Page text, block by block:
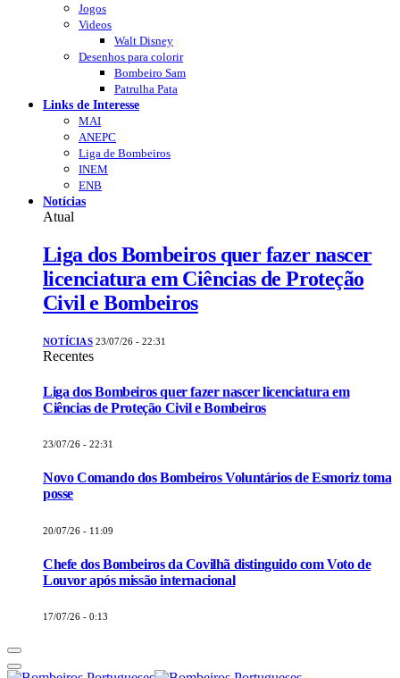
Jogos
Videos
Walt Disney
Desenhos para colorir
Bombeiro Sam
Patrulha Pata
Links de Interesse
MAI
ANEPC
Liga de Bombeiros
INEM
ENB
Notícias
Atual
Liga dos Bombeiros quer fazer nascer
licenciatura em Ciências de Proteção
Civil e Bombeiros
NOTÍCIAS 23/07/26 - 22:31
Recentes
Liga dos Bombeiros quer fazer nascer licenciatura em
Ciências de Proteção Civil e Bombeiros
23/07/26 - 22:31
Novo Comando dos Bombeiros Voluntários de Esmoriz toma
posse
20/07/26 - 11:09
Chefe dos Bombeiros da Covilhã distinguido com Voto de
Louvor após missão internacional
17/07/26 - 0:13